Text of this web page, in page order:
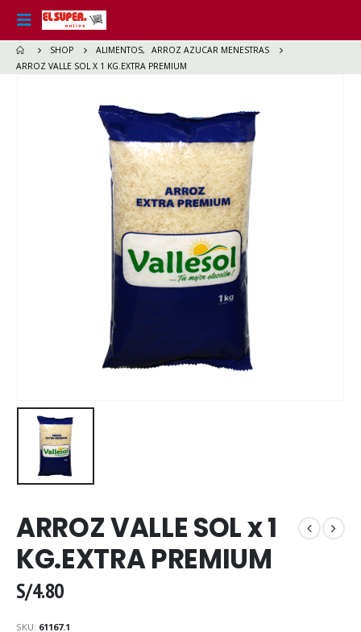
SHOP ALIMENTOS,
ARROZ AZUCAR MENESTRAS
ARROZ VALLE SOL X 1 KG.EXTRA PREMIUM
ARROZ VALLE SOL x 1
KG.EXTRA PREMIUM
S/4.80
SKU: 61167.1